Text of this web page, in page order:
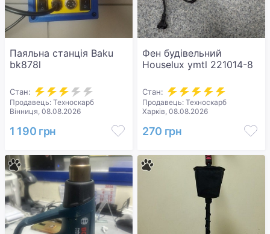
Паяльна станція Baku
bk878l
Стан:
Продавець: Техноскарб
Вінниця, 08.08.2026
1 190 грн
Фен будівельний
Houselux ymtl 221014-8
Стан:
Продавець: Техноскарб
Харків, 08.08.2026
270 грн